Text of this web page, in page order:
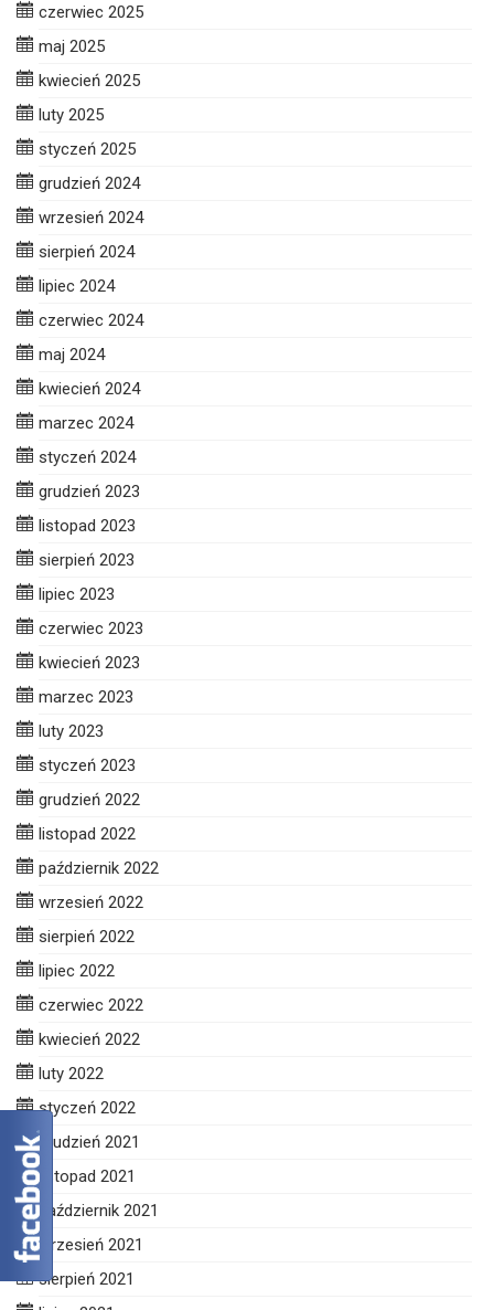
czerwiec 2025
maj 2025
kwiecień 2025
luty 2025
styczeń 2025
grudzień 2024
wrzesień 2024
sierpień 2024
lipiec 2024
czerwiec 2024
maj 2024
kwiecień 2024
marzec 2024
styczeń 2024
grudzień 2023
listopad 2023
sierpień 2023
lipiec 2023
czerwiec 2023
kwiecień 2023
marzec 2023
luty 2023
styczeń 2023
grudzień 2022
listopad 2022
październik 2022
wrzesień 2022
sierpień 2022
lipiec 2022
czerwiec 2022
kwiecień 2022
luty 2022
styczeń 2022
grudzień 2021
listopad 2021
październik 2021
wrzesień 2021
sierpień 2021